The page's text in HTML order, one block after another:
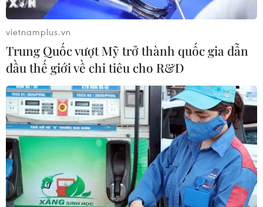
vietnamplus.vn
Trung Quốc vượt Mỹ trở thành quốc gia dẫn
đầu thế giới về chi tiêu cho R&D